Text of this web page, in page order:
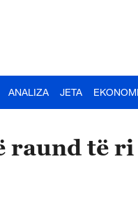
ANALIZA JETA
raund të